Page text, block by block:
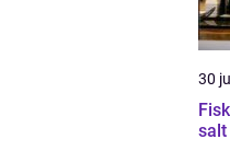
30
salt